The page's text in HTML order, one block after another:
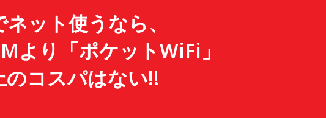
ット使うなら、
より「ポケットWiFi」
のコスパはない!!